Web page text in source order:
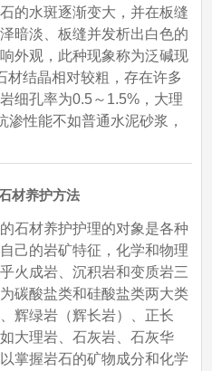
的水斑逐渐变大，并在板缝
暗淡、板缝并发析出白色的
外观，此种现象称为泛碱现
材结晶相对较粗，存在许多
细孔率为0.5～1.5%，大理
性能不如普通水泥砂浆，
材养护方法
石材养护护理的对象是各种
己的岩矿特征，化学和物理
火成岩、沉积岩和变质岩三
碳酸盐类和硅酸盐类两大类
辉绿岩（辉长岩）、正长
大理岩、石灰岩、石灰华
掌握岩石的矿物成分和化学